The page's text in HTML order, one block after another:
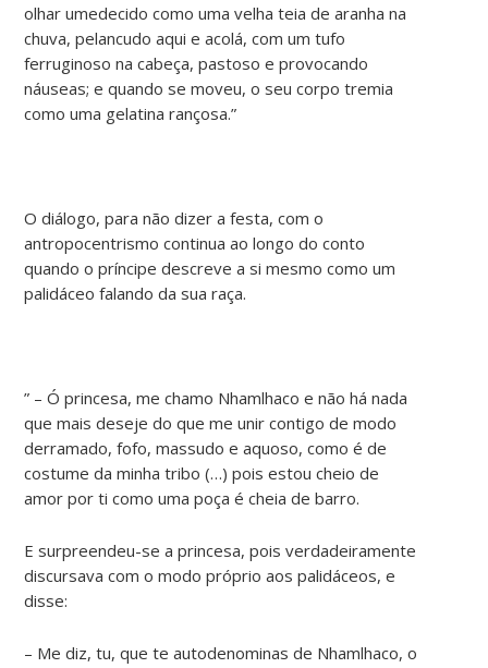
olhar umedecido como uma velha teia de aranha na
chuva, pelancudo aqui e acolá, com um tufo
ferruginoso na cabeça, pastoso e provocando
náuseas; e quando se moveu, o seu corpo tremia
como uma gelatina rançosa.”
O diálogo, para não dizer a festa, com o
antropocentrismo continua ao longo do conto
quando o príncipe descreve a si mesmo como um
palidáceo falando da sua raça.
” – Ó princesa, me chamo Nhamlhaco e não há nada
que mais deseje do que me unir contigo de modo
derramado, fofo, massudo e aquoso, como é de
costume da minha tribo (…) pois estou cheio de
amor por ti como uma poça é cheia de barro.
E surpreendeu-se a princesa, pois verdadeiramente
discursava com o modo próprio aos palidáceos, e
disse:
– Me diz, tu, que te autodenominas de Nhamlhaco, o